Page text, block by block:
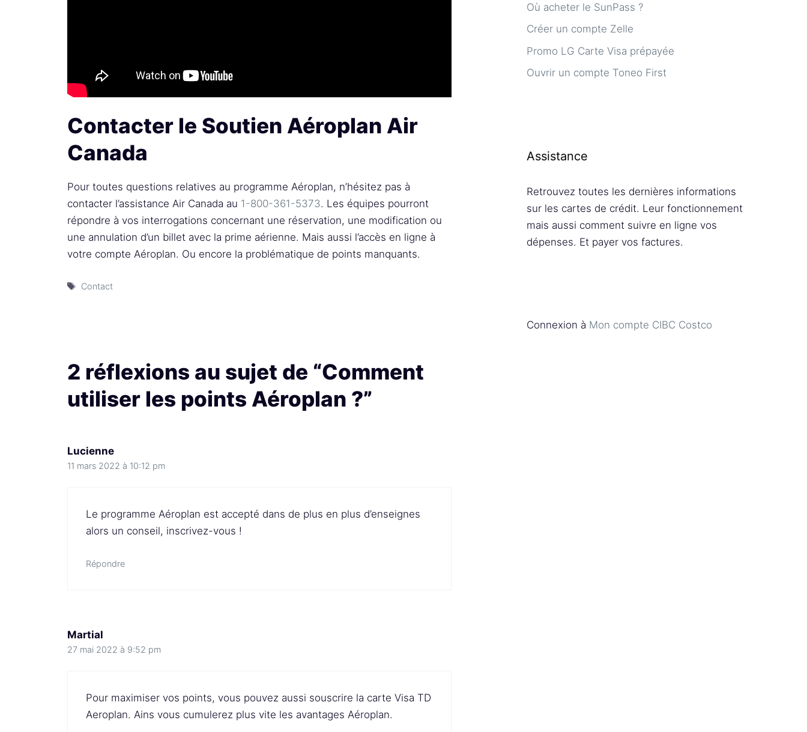
Contacter le Soutien Aéroplan Air
Canada
Pour toutes questions relatives au programme Aéroplan, n’hésitez pas à
contacter l’assistance Air Canada au 1-800-361-5373. Les équipes pourront
répondre à vos interrogations concernant une réservation, une modification ou
une annulation d’un billet avec la prime aérienne. Mais aussi l’accès en ligne à
votre compte Aéroplan. Ou encore la problématique de points manquants.
Étiquettes
Contact
2 réflexions au sujet de “Comment
utiliser les points Aéroplan ?”
Lucienne
11 mars 2022 à 10:12 pm
Le programme Aéroplan est accepté dans de plus en plus d’enseignes
alors un conseil, inscrivez-vous !
Répondre
Martial
27 mai 2022 à 9:52 pm
Pour maximiser vos points, vous pouvez aussi souscrire la carte Visa TD
Aeroplan. Ains vous cumulerez plus vite les avantages Aéroplan.
Où acheter le SunPass ?
Créer un compte Zelle
Promo LG Carte Visa prépayée
Ouvrir un compte Toneo First
Assistance
Retrouvez toutes les dernières informations
sur les cartes de crédit. Leur fonctionnement
mais aussi comment suivre en ligne vos
dépenses. Et payer vos factures.
Connexion à Mon compte CIBC Costco